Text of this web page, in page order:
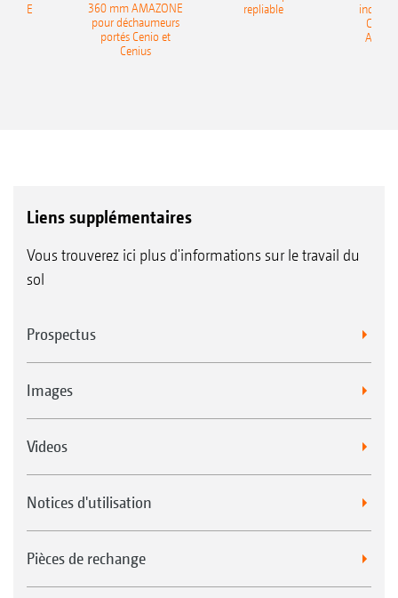
Accès confortable par un marchepied et une
plate-forme
360 mm AMAZONE
pour déchaumeurs
portés Cenio et
Cenius
repliable
Liens supplémentaires
Vous trouverez ici plus d'informations sur le travail du
sol
Prospectus
Images
Videos
Notices d'utilisation
Pièces de rechange